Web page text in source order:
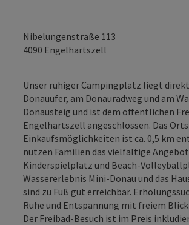
Nibelungenstraße 113
4090 Engelhartszell
Unser ruhiger Campingplatz liegt
Donauufer, am Donauradweg und am
Donausteig und ist dem öffentlichen
Engelhartszell angeschlossen. Das
Einkaufsmöglichkeiten ist ca. 0,5 km
nutzen Familien das vielfältige
Kinderspielplatz und Beach-
Wassererlebnis Mini-Donau und das
sind zu Fuß gut erreichbar.
Ruhe und Entspannung mit freiem Blick
Der Freibad-Besuch ist im Preis